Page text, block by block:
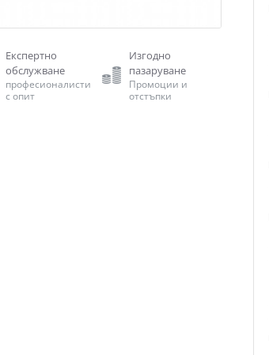
Експертно
обслужване
професионалисти
с опит
Изгодно
пазаруване
Промоции и
отстъпки